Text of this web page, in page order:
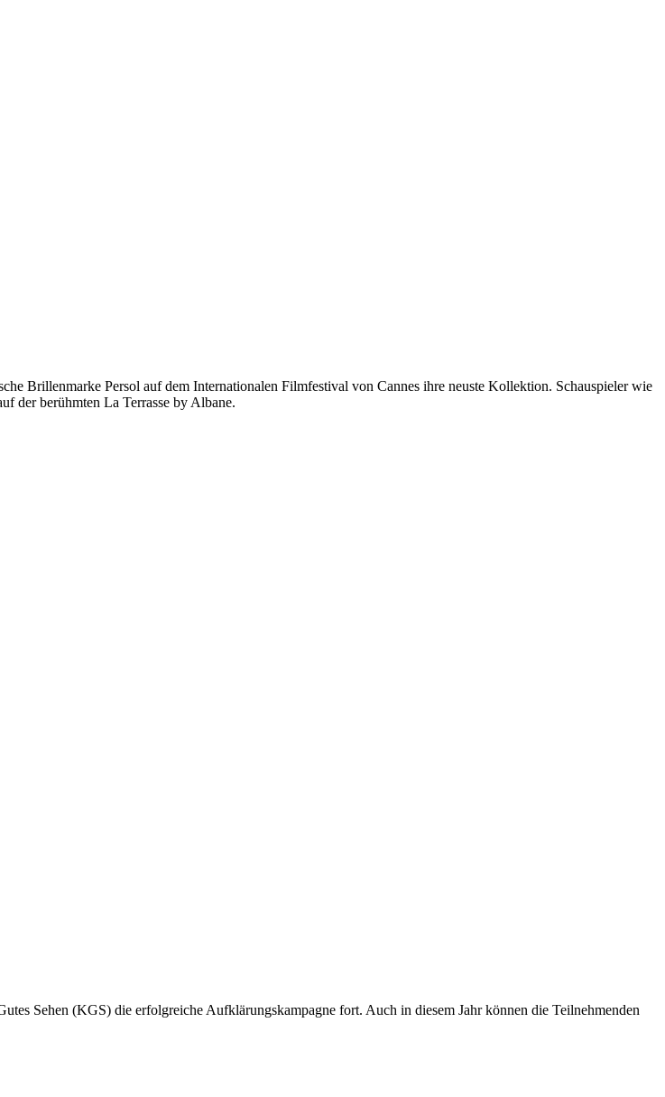
Brillenmarke Persol auf dem Internationalen Filmfestival von Cannes ihre neuste Kollektion. Schauspieler wie
der berühmten La Terrasse by Albane.
Sehen (KGS) die erfolgreiche Aufklärungskampagne fort. Auch in diesem Jahr können die Teilnehmenden